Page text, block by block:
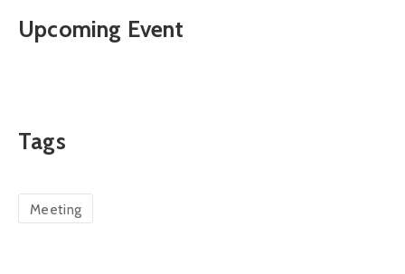
Upcoming Event
Tags
Meeting